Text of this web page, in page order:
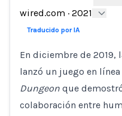
Loading...
wired.com · 2021
Traducido por IA
En diciembre de 2019,
lanzó un juego en
Dungeon que
colaboración entre